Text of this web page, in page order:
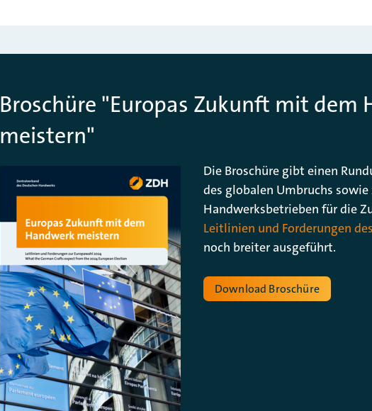
Broschüre "Europas Zukunft mit dem
meistern"
Die Broschüre gibt einen
des globalen Umbruchs
Handwerksbetrieben für die
Leitlinien und Forderungen
noch breiter ausgeführt.
Download Broschüre